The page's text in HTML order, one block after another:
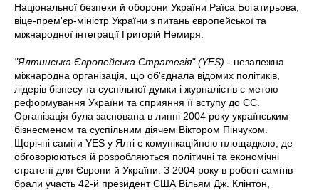
Національної безпеки й оборони України Раїса Богатирьова,
віце-прем'єр-міністр України з питань європейської та
міжнародної інтеграції Григорій Немиря.
"Ялтинська Європейська Стратегія" (YES) - незалежна
міжнародна організація, що об'єднала відомих політиків,
лідерів бізнесу та суспільної думки і журналістів c метою
реформування України та сприяння її вступу до ЄС.
Організація була заснована в липні 2004 року українським
бізнесменом та суспільним діячем Віктором Пінчуком.
Щорічні саміти YES у Ялті є комунікаційною площадкою, де
обговорюються й розробляються політичні та економічні
стратегії для Європи й України. З 2004 року в роботі самітів
брали участь 42-й президент США Вільям Дж. Клінтон,